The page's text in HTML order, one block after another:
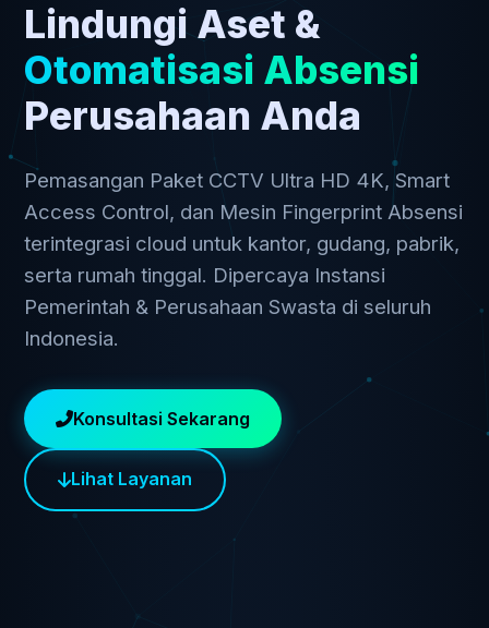
Lindungi Aset &
Otomatisasi Absensi
Perusahaan Anda
Pemasangan Paket CCTV Ultra HD 4K, Smart
Access Control, dan Mesin Fingerprint Absensi
terintegrasi cloud untuk kantor, gudang, pabrik,
serta rumah tinggal. Dipercaya Instansi
Pemerintah & Perusahaan Swasta di seluruh
Indonesia.
Konsultasi Sekarang
Lihat Layanan